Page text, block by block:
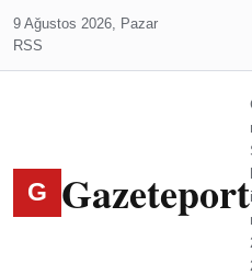
9 Ağustos 2026, Pazar
RSS
G Gazeteport